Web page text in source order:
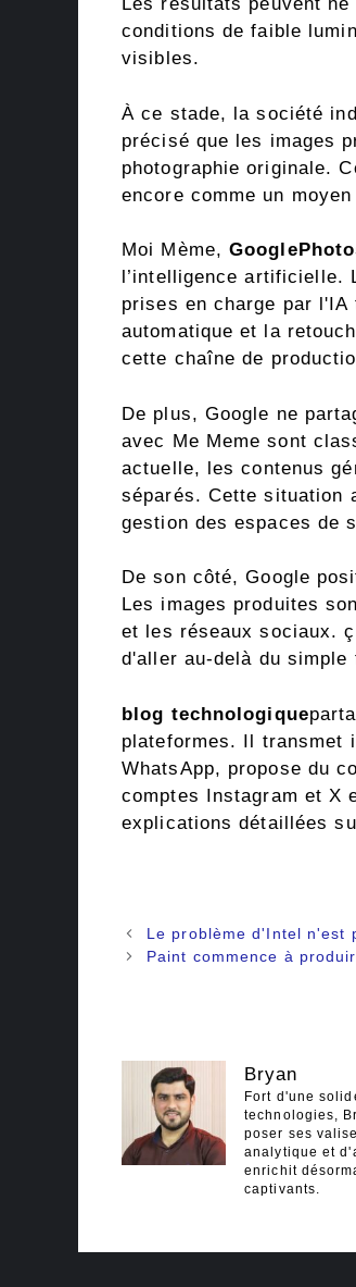
Les résultats peuvent
conditions de faible
visibles.
À ce stade, la société
précisé que les images
photographie originale.
encore comme un
Moi Mème,
l’intelligence artificielle.
prises en charge par
automatique et la
cette chaîne de
De plus, Google ne
avec Me Meme sont
actuelle, les contenus
séparés. Cette situation
gestion des espaces de
De son côté, Google
Les images produites
et les réseaux sociaux.
d'aller au-delà du
blog technologique
plateformes. Il transmet
WhatsApp, propose du
comptes Instagram et X
explications détaillées
Navigation
des
Le problème d'Intel n'est
Paint commence à
Bryan
Fort d'une
technologies,
poser ses
analytique et
enrichit
captivants.